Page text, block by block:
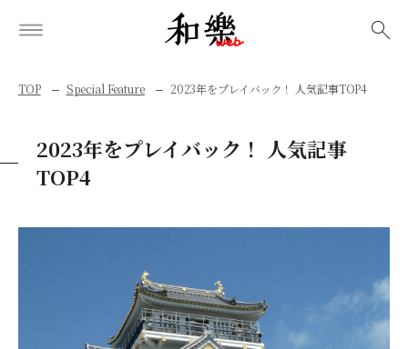
TOP Special Feature 2023年をプレイバック！ 人気記事TOP4
2023年をプレイバック！ 人気記事
TOP4